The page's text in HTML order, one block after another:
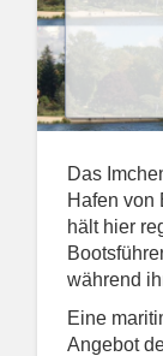
Das
Hafen von
hält hier
während
Eine
Angebot